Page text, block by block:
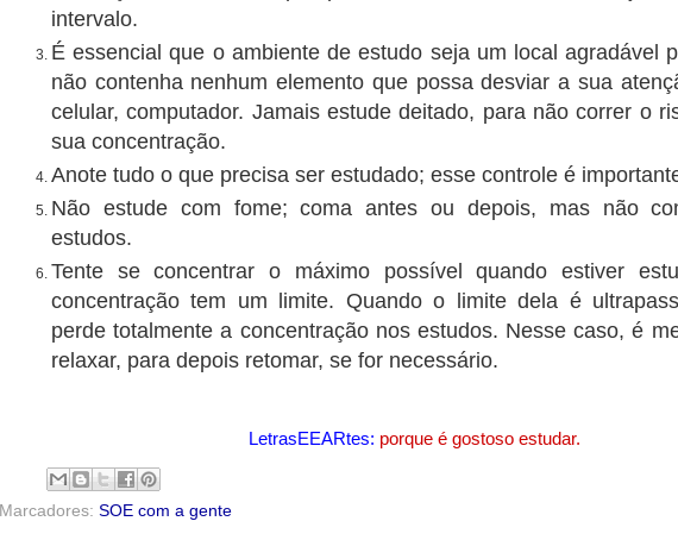
intervalo.
É essencial que o ambiente de estudo seja um local agradável
não contenha nenhum elemento que possa desviar a sua
celular, computador. Jamais estude deitado, para não correr o
sua concentração.
Anote tudo o que precisa ser estudado; esse controle é
Não estude com fome; coma antes ou depois, mas não
estudos.
Tente se concentrar o máximo possível quando estiver
concentração tem um limite. Quando o limite dela é
perde totalmente a concentração nos estudos. Nesse caso, é
relaxar, para depois retomar, se for necessário.
LetrasEEARtes: porque é gostoso estudar.
Marcadores: SOE com a gente